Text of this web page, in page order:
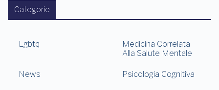
Categorie
Lgbtq
Medicina Correlata
Alla Salute Mentale
News Psicologia Cognitiva